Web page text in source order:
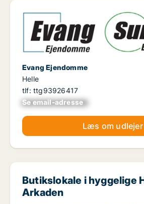
Evang Ejendomme
Helle
tlf: ttg93926417
Se email-adresse
xxxxxxxxxxxxxxxx
Læs om udlejer
Butikslokale i hyggelige
Arkaden